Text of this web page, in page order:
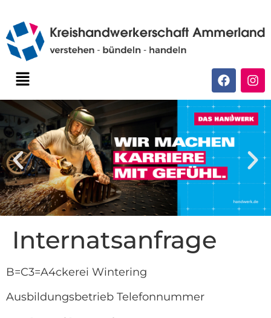
Internatsanfrage
B=C3=A4ckerei Wintering
Ausbildungsbetrieb Telefonnummer